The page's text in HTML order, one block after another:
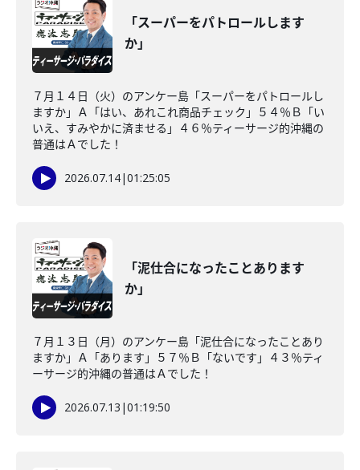
「スーパーをパトロールします
か」
７月１４日（火）のアンケー島「スーパーをパトロールし
ますか」Ａ「はい、あれこれ商品チェック」５４％Ｂ「い
いえ、すみやかに済ませる」４６％ティーサージ的沖縄の
普通はＡでした！
2026.07.14|01:25:05
「泥仕合になったことあります
か」
７月１３日（月）のアンケー島「泥仕合になったことあり
ますか」Ａ「あります」５７％Ｂ「ないです」４３％ティ
ーサージ的沖縄の普通はＡでした！
2026.07.13 |01:19:50